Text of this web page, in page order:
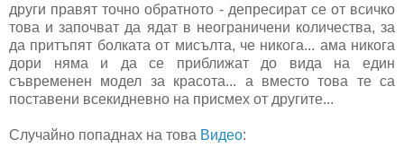
други правят точно обратното - депресират се от всичко
това и започват да ядат в неограничени количества, за
да притъпят болката от мисълта, че никога... ама никога
дори няма и да се приближат до вида на един
съвременен модел за красота... а вместо това те са
поставени всекидневно на присмех от другите...
Случайно попаднах на това Видео: